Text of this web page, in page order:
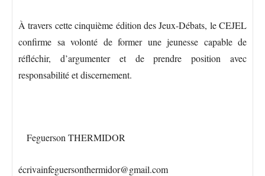
À travers cette cinquième édition des Jeux-Débats, le CEJEL
confirme sa volonté de former une jeunesse capable de
réfléchir, d’argumenter et de prendre position avec
responsabilité et discernement.
Feguerson THERMIDOR
écrivainfeguersonthermidor@gmail.com